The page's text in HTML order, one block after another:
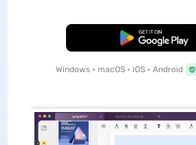
免費下載
Windows • macOS • iOS • Android